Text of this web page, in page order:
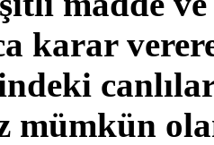
karar
mümkün